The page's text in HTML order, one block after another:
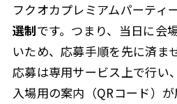
フクオカプレミアムパーティ
選制です。つまり、当日に会
いため、応募手順を先に済ま
応募は専用サービス上で行い
入場用の案内（QRコード）